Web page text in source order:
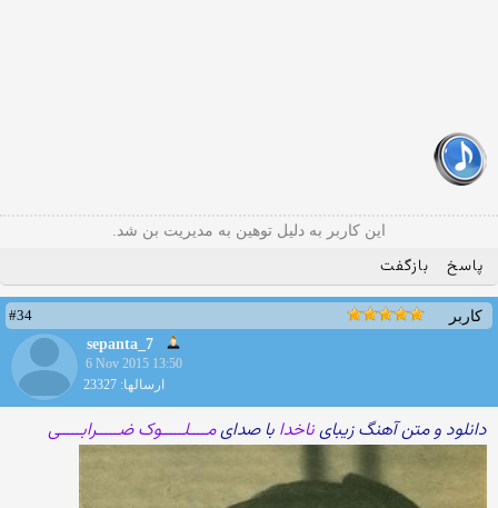
این کاربر به دلیل توهین به مدیریت بن شد.
پاسخ بازگفت
کاربر
#34
sepanta_7
6 Nov 2015 13:50
ارسالها: 23327
دانلود و متن آهنگ زیبایناخدا با صدایمــــلـــــوک ضـــــرابـــــی